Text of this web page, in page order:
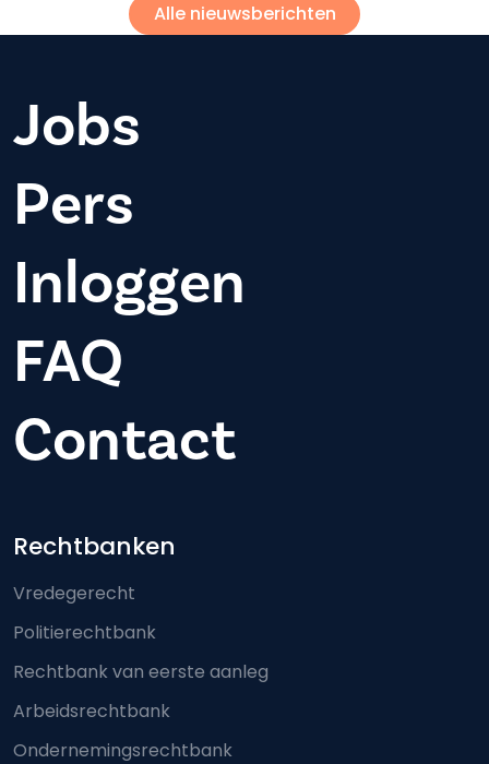
Alle nieuwsberichten
Jobs
Pers
Inloggen
FAQ
Contact
Footer-menu
Rechtbanken
Vredegerecht
Politierechtbank
Rechtbank van eerste aanleg
Arbeidsrechtbank
Ondernemingsrechtbank